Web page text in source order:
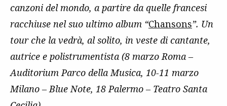
canzoni del mondo, a partire da quelle francesi
racchiuse nel suo ultimo album “Chansons”. Un
tour che la vedrà, al solito, in veste di cantante,
autrice e polistrumentista (8 marzo Roma –
Auditorium Parco della Musica, 10-11 marzo
Milano – Blue Note, 18 Palermo – Teatro Santa